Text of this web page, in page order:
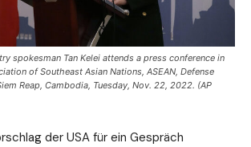
spokesman Tan Kelei attends a press conference in
of Southeast Asian Nations, ASEAN, Defense
Reap, Cambodia, Tuesday, Nov. 22, 2022. (AP
der USA für ein Gespräch